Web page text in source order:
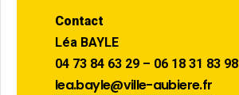
Contact
Léa BAYLE
04 73 84 63 29 – 06 18 31 83 98
lea.bayle@ville-aubiere.fr